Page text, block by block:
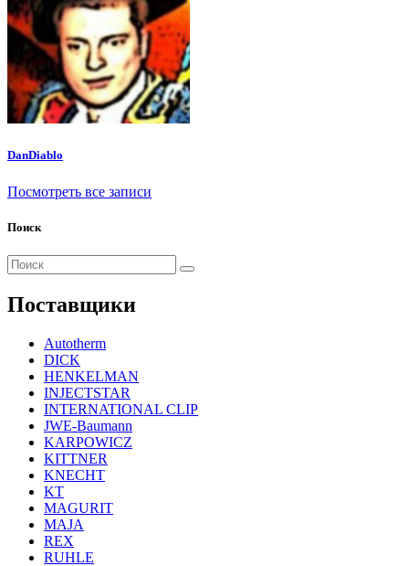
DanDiablo
Посмотреть все записи
Поиск
Поиск
для:
Поставщики
Autotherm
DICK
HENKELMAN
INJECTSTAR
INTERNATIONAL CLIP
JWE-Baumann
KARPOWICZ
KITTNER
KNECHT
KT
MAGURIT
MAJA
REX
RUHLE